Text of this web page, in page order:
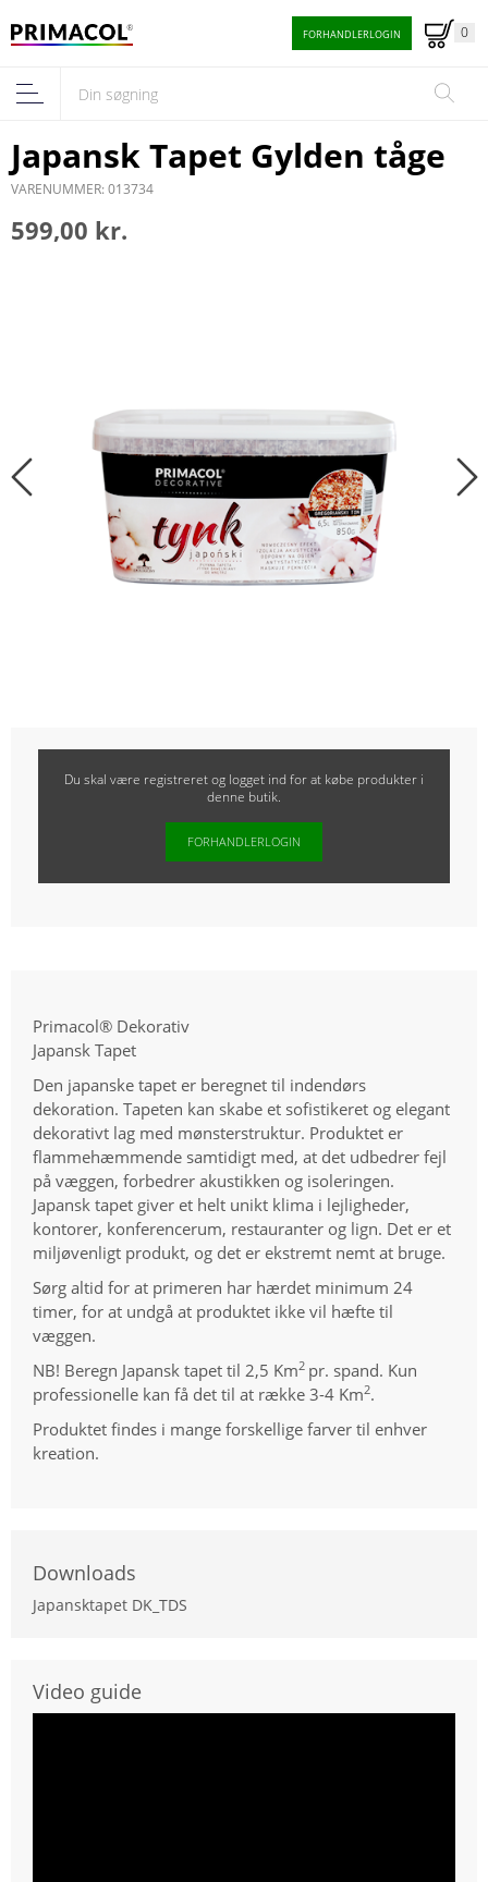
FORHANDLERLOGIN 0
Japansk Tapet Gylden tåge
VARENUMMER: 013734
599,00 kr.
Du skal være registreret og logget ind for at købe produkter i
denne butik.
FORHANDLERLOGIN
Primacol® Dekorativ
Japansk Tapet
Den japanske tapet er beregnet til indendørs
dekoration. Tapeten kan skabe et sofistikeret og elegant
dekorativt lag med mønsterstruktur. Produktet er
flammehæmmende samtidigt med, at det udbedrer fejl
på væggen, forbedrer akustikken og isoleringen.
Japansk tapet giver et helt unikt klima i lejligheder,
kontorer, konferencerum, restauranter og lign. Det er et
miljøvenligt produkt, og det er ekstremt nemt at bruge.
Sørg altid for at primeren har hærdet minimum 24
timer, for at undgå at produktet ikke vil hæfte til
væggen.
NB! Beregn Japansk tapet til 2,5 Km2 pr. spand. Kun
professionelle kan få det til at række 3-4 Km2.
Produktet findes i mange forskellige farver til enhver
kreation.
Downloads
Japansktapet DK_TDS
Video guide